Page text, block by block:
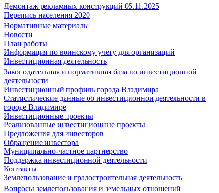
Демонтаж рекламных конструкций 05.11.2025
Перепись населения 2020
Нормативные материалы
Новости
План работы
Информация по воинскому учету для организаций
Инвестиционная деятельность
Законодательная и нормативная база по инвестиционной
деятельности
Инвестиционный профиль города Владимира
Статистические данные об инвестиционной деятельности в
городе Владимире
Инвестиционные проекты
Реализованные инвестиционные проекты
Предложения для инвесторов
Обращение инвестора
Муниципально-частное партнерство
Поддержка инвестиционной деятельности
Контакты
Землепользование и градостроительная деятельность
Вопросы землепользования и земельных отношений